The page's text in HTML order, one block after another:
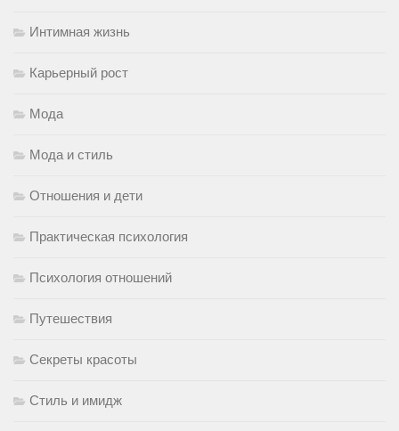
Интимная жизнь
Карьерный рост
Мода
Мода и стиль
Отношения и дети
Практическая психология
Психология отношений
Путешествия
Секреты красоты
Стиль и имидж